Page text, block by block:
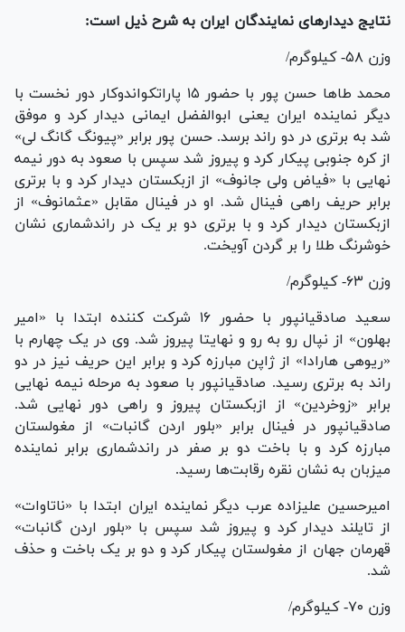
نتایج دیدار‌های نمایندگان ایران به شرح ذیل است:
وزن ۵۸- کیلوگرم/
محمد طا‌ها حسن پور با حضور ۱۵ پاراتکواندوکار دور نخست با
دیگر نماینده ایران یعنی ابوالفضل ایمانی دیدار کرد و موفق
شد به برتری در دو راند برسد. حسن پور برابر «پیونگ گانگ لی»
از کره جنوبی پیکار کرد و پیروز شد سپس با صعود به دور نیمه
نهایی با «فیاض ولی جانوف» از ازبکستان دیدار کرد و با برتری
برابر حریف راهی فینال شد. او در فینال مقابل «عثمانوف» از
ازبکستان دیدار کرد و با برتری دو بر یک در راندشماری نشان
خوشرنگ طلا را بر گردن آویخت.
وزن ۶۳- کیلوگرم/
سعید صادقیانپور با حضور ۱۶ شرکت کننده ابتدا با «امیر
بهلون» از نپال رو به رو و نهایتا پیروز شد. وی در یک چهارم با
«ریوهی هارادا» از ژاپن مبارزه کرد و برابر این حریف نیز در دو
راند به برتری رسید. صادقیانپور با صعود به مرحله نیمه نهایی
برابر «زوخردین» از ازبکستان پیروز و راهی دور نهایی شد.
صادقیانپور در فینال برابر «بلور اردن گانبات» از مغولستان
مبارزه کرد و با باخت دو بر صفر در راندشماری برابر نماینده
میزبان به نشان نقره رقابت‌ها رسید.
امیرحسین علیزاده عرب دیگر نماینده ایران ابتدا با «ناتاوات»
از تایلند دیدار کرد و پیروز شد سپس با «بلور اردن گانبات»
قهرمان جهان از مغولستان پیکار کرد و دو بر یک باخت و حذف
شد.
وزن ۷۰- کیلوگرم/